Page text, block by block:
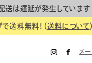
送は遅延が発生しています
送料無料！（送料について）
メ